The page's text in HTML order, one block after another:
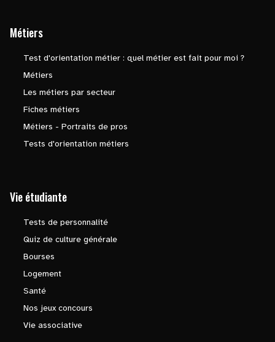
Métiers
Test d'orientation métier : quel métier est fait pour moi ?
Métiers
Les métiers par secteur
Fiches métiers
Métiers - Portraits de pros
Tests d'orientation métiers
Vie étudiante
Tests de personnalité
Quiz de culture générale
Bourses
Logement
Santé
Nos jeux concours
Vie associative